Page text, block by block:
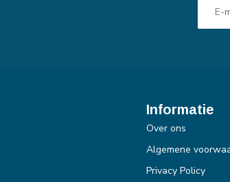
Informatie
Over ons
Algemene
Privacy Policy